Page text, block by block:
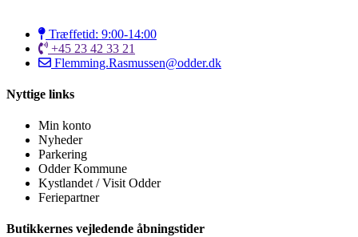
Træffetid: 9:00-14:00
+45 23 42 33 21
Flemming.Rasmussen@odder.dk
Nyttige links
Min konto
Nyheder
Parkering
Odder Kommune
Kystlandet / Visit Odder
Feriepartner
Butikkernes vejledende åbningstider